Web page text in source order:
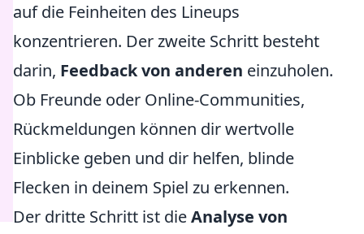
auf die Feinheiten des Lineups
konzentrieren. Der zweite Schritt besteht
darin, Feedback von anderen einzuholen.
Ob Freunde oder Online-Communities,
Rückmeldungen können dir wertvolle
Einblicke geben und dir helfen, blinde
Flecken in deinem Spiel zu erkennen.
Der dritte Schritt ist dieAnalyse von